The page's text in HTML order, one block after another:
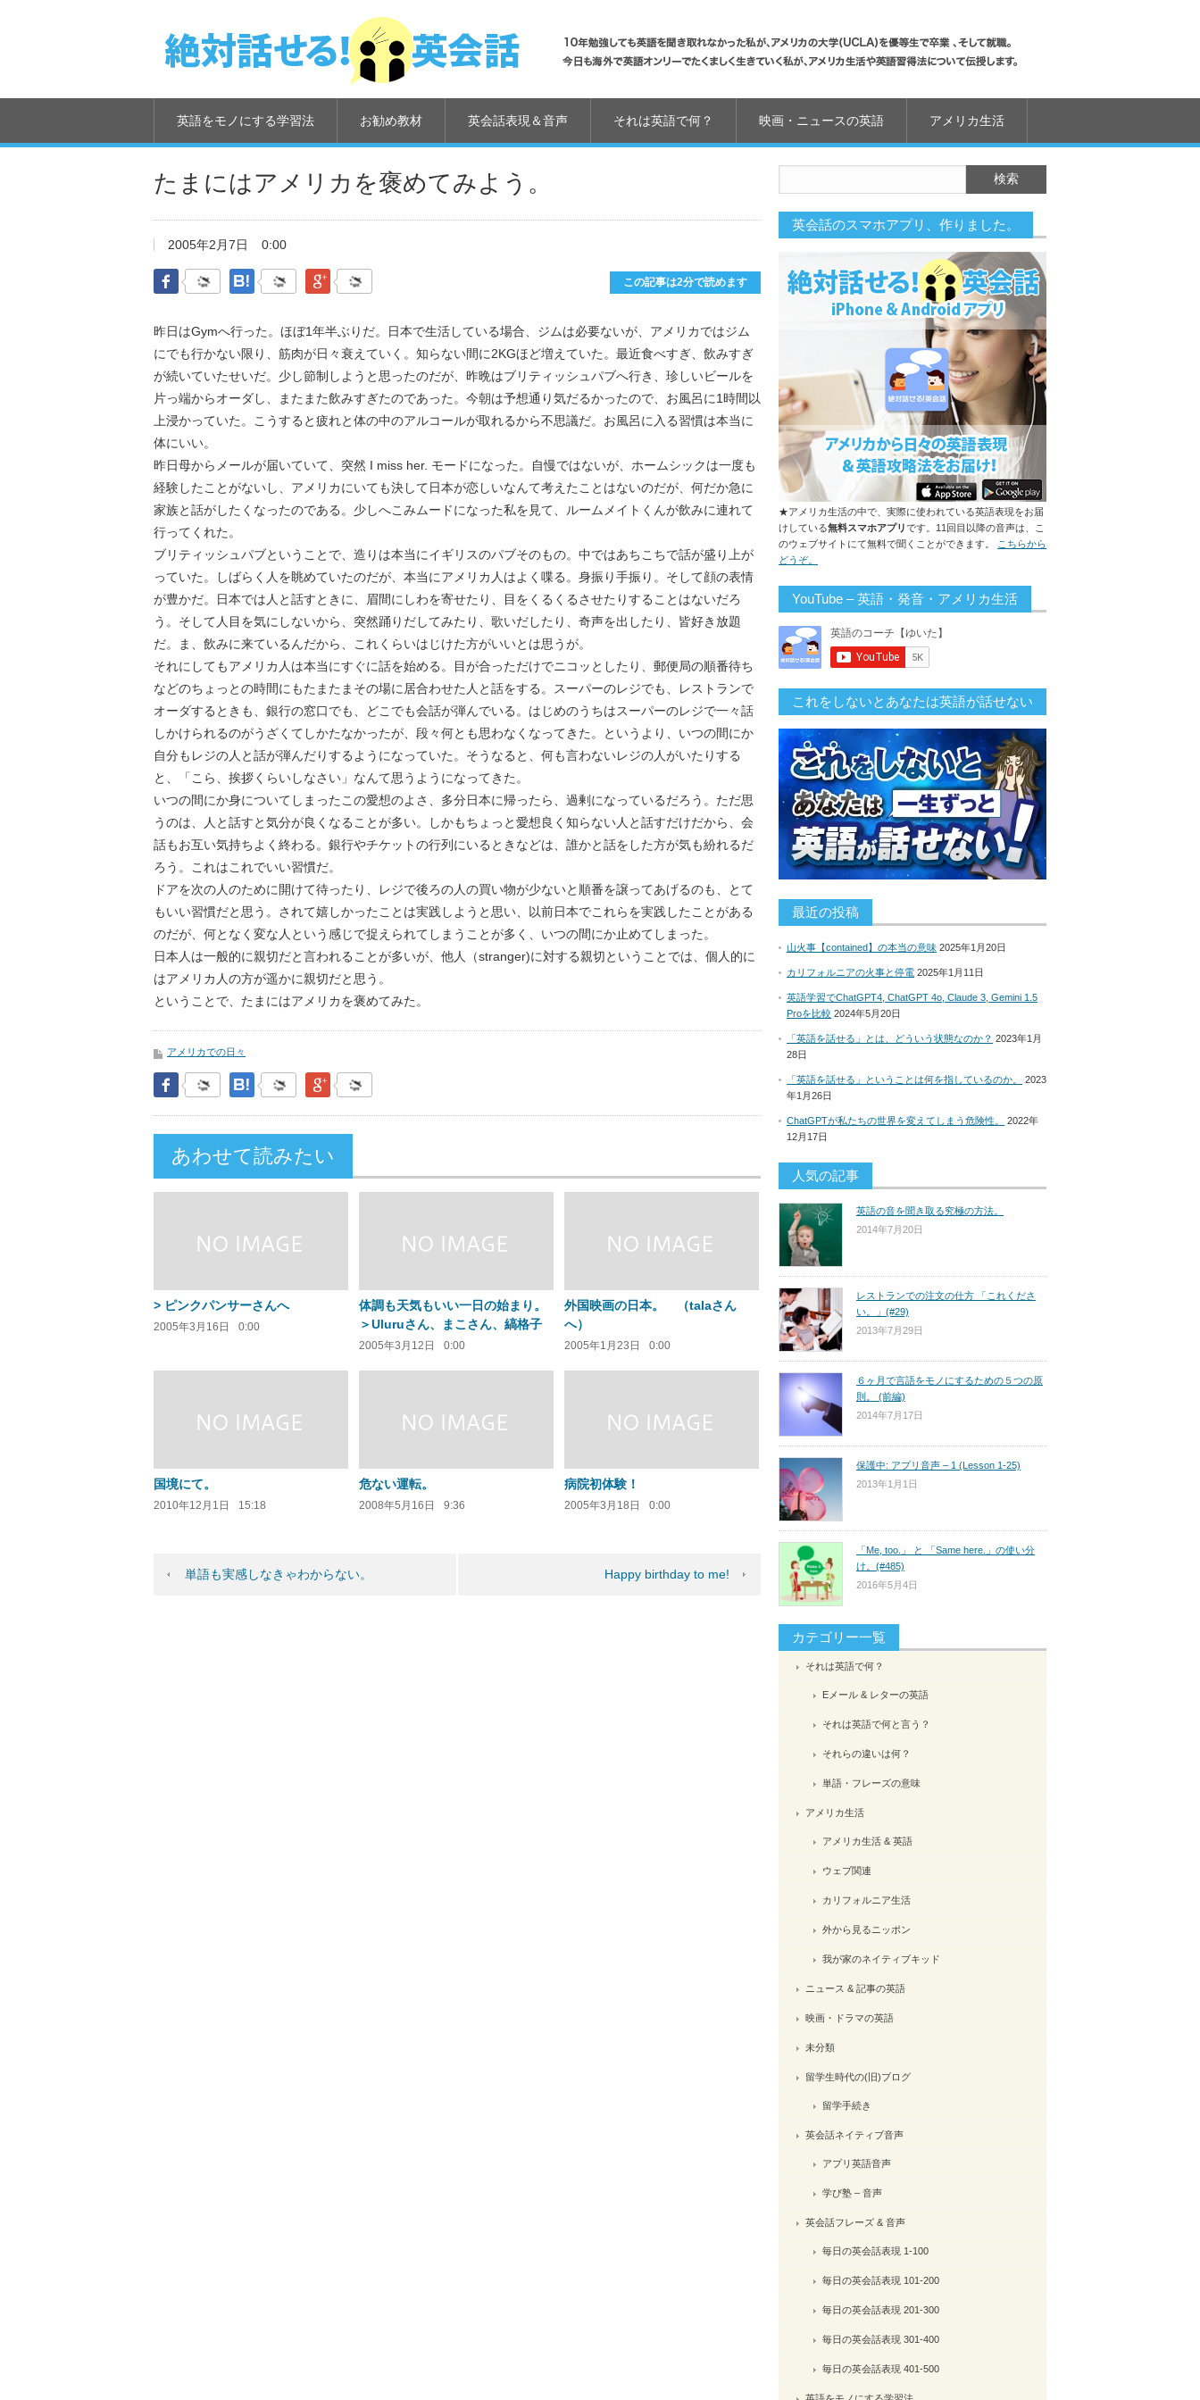
英語をモノにする学習法 お勧め教材 英会話表現＆音声 それは英語で何？ 映画・ニュースの英語 アメリカ生活
たまにはアメリカを褒めてみよう。
2005年2月7日 0:00
Facebook はてなブックマークGoogle Plus この記事は2分で読めます
昨日はGymへ行った。ほぼ1年半ぶりだ。日本で生活している場合、ジムは必要ないが、アメリカではジム
にでも行かない限り、筋肉が日々衰えていく。知らない間に2KGほど増えていた。最近食べすぎ、飲みすぎ
が続いていたせいだ。少し節制しようと思ったのだが、昨晩はブリティッシュパブへ行き、珍しいビールを
片っ端からオーダし、またまた飲みすぎたのであった。今朝は予想通り気だるかったので、お風呂に1時間以
上浸かっていた。こうすると疲れと体の中のアルコールが取れるから不思議だ。お風呂に入る習慣は本当に
体にいい。
昨日母からメールが届いていて、突然 I miss her. モードになった。自慢ではないが、ホームシックは一度も
経験したことがないし、アメリカにいても決して日本が恋しいなんて考えたことはないのだが、何だか急に
家族と話がしたくなったのである。少しへこみムードになった私を見て、ルームメイトくんが飲みに連れて
行ってくれた。
ブリティッシュパブということで、造りは本当にイギリスのパブそのもの。中ではあちこちで話が盛り上が
っていた。しばらく人を眺めていたのだが、本当にアメリカ人はよく喋る。身振り手振り。そして顔の表情
が豊かだ。日本では人と話すときに、眉間にしわを寄せたり、目をくるくるさせたりすることはないだろ
う。そして人目を気にしないから、突然踊りだしてみたり、歌いだしたり、奇声を出したり、皆好き放題
だ。ま、飲みに来ているんだから、これくらいはじけた方がいいとは思うが。
それにしてもアメリカ人は本当にすぐに話を始める。目が合っただけでニコッとしたり、郵便局の順番待ち
などのちょっとの時間にもたまたまその場に居合わせた人と話をする。スーパーのレジでも、レストランで
オーダするときも、銀行の窓口でも、どこでも会話が弾んでいる。はじめのうちはスーパーのレジで一々話
しかけられるのがうざくてしかたなかったが、段々何とも思わなくなってきた。というより、いつの間にか
自分もレジの人と話が弾んだりするようになっていた。そうなると、何も言わないレジの人がいたりする
と、「こら、挨拶くらいしなさい」なんて思うようになってきた。
いつの間にか身についてしまったこの愛想のよさ、多分日本に帰ったら、過剰になっているだろう。ただ思
うのは、人と話すと気分が良くなることが多い。しかもちょっと愛想良く知らない人と話すだけだから、会
話もお互い気持ちよく終わる。銀行やチケットの行列にいるときなどは、誰かと話をした方が気も紛れるだ
ろう。これはこれでいい習慣だ。
ドアを次の人のために開けて待ったり、レジで後ろの人の買い物が少ないと順番を譲ってあげるのも、とて
もいい習慣だと思う。されて嬉しかったことは実践しようと思い、以前日本でこれらを実践したことがある
のだが、何となく変な人という感じで捉えられてしまうことが多く、いつの間にか止めてしまった。
日本人は一般的に親切だと言われることが多いが、他人（stranger)に対する親切ということでは、個人的に
はアメリカ人の方が遥かに親切だと思う。
ということで、たまにはアメリカを褒めてみた。
アメリカでの日々
Facebook はてなブックマークGoogle Plus
あわせて読みたい
> ピンクパンサーさんへ
2005年3月16日 0:00
体調も天気もいい一日の始まり。
＞Uluruさん、まこさん、縞格子
さんへ
2005年3月12日 0:00
外国映画の日本。 （talaさん
へ）
2005年1月23日 0:00
国境にて。
2010年12月1日 15:18
危ない運転。
2008年5月16日 9:36
病院初体験！
2005年3月18日 0:00
単語も実感しなきゃわからない。 Happy birthday to me!
英会話のスマホアプリ、作りました。
★アメリカ生活の中で、実際に使われている英語表現をお届
けしている無料スマホアプリです。11回目以降の音声は、こ
のウェブサイトにて無料で聞くことができます。
こちらから
どうぞ。
YouTube – 英語・発音・アメリカ生活
これをしないとあなたは英語が話せない
最近の投稿
山火事【contained】の本当の意味 2025年1月20日
カリフォルニアの火事と停電 2025年1月11日
英語学習でChatGPT4, ChatGPT 4o, Claude 3, Gemini 1.5
Proを比較 2024年5月20日
「英語を話せる」とは、どういう状態なのか？ 2023年1月
28日
「英語を話せる」ということは何を指しているのか。
2023
年1月26日
ChatGPTが私たちの世界を変えてしまう危険性。
2022年
12月17日
人気の記事
英語の音を聞き取る究極の方法。
2014年7月20日
レストランでの注文の仕方 「これくださ
い。」(#29)
2013年7月29日
６ヶ月で言語をモノにするための５つの原
則。 (前編)
2014年7月17日
保護中: アプリ音声 – 1 (Lesson 1-25)
2013年1月1日
「Me, too.」 と 「Same here.」の使い分
け。(#485)
2016年5月4日
カテゴリー一覧
それは英語で何？
Eメール & レターの英語
それは英語で何と言う？
それらの違いは何？
単語・フレーズの意味
アメリカ生活
アメリカ生活 & 英語
ウェブ関連
カリフォルニア生活
外から見るニッポン
我が家のネイティブキッド
ニュース & 記事の英語
映画・ドラマの英語
未分類
留学生時代の(旧)ブログ
留学手続き
英会話ネイティブ音声
アプリ英語音声
学び塾 – 音声
英会話フレーズ & 音声
毎日の英会話表現 1-100
毎日の英会話表現 101-200
毎日の英会話表現 201-300
毎日の英会話表現 301-400
毎日の英会話表現 401-500